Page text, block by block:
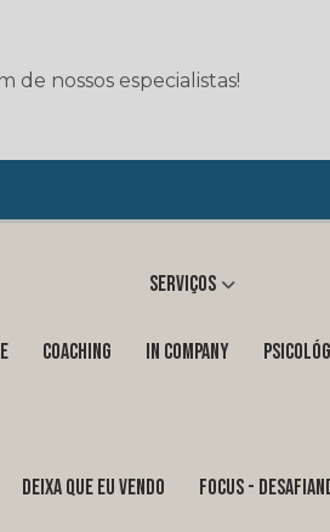
nossos especialistas!
Serviços
Coaching in company
DEIXA QUE EU VENDO FOCUS -